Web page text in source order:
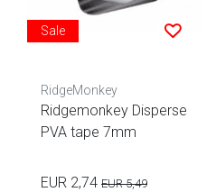
Sale
RidgeMonkey
Ridgemonkey Disperse
PVA tape 7mm
EUR 2,74 EUR 5,49